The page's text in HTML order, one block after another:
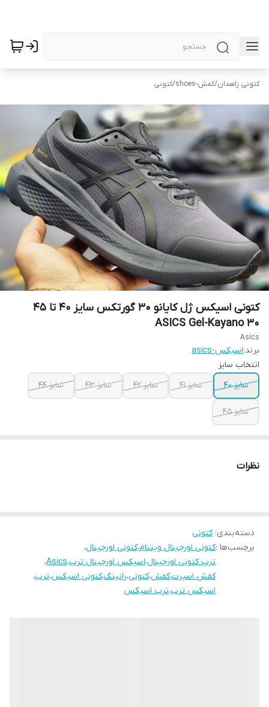
کتونی زاهدان/کفش-shoes /کتونی
کتونی اسیکس ژل کایانو 30 گورتکس سایز ۴۰ تا ۴۵
ASICS Gel-Kayano 30
Asics
برند:اسیکس-asics
انتخاب سایز
سایز ۴۰
سایز ۴۱ سایز ۴۲ سایز ۴۳ سایز ۴۴
سایز ۴۵
نظرات
دسته‌بندی:کتونی
برچسب‌ها :کتونی اورجینال ویتنام،کتونی اورجینال،
ترب کتونی اورجینال،اسیکس اورجینال ترب،Asics،
کفش اسپرت،کفش،کتونی،رانینگ،کتونی اسیکس،ترب،
اسیکس ترب،ترب اسیکس